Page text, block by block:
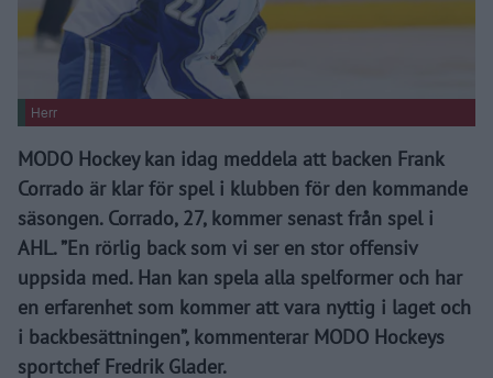
Herr
MODO Hockey kan idag meddela att backen Frank
Corrado är klar för spel i klubben för den kommande
säsongen. Corrado, 27, kommer senast från spel i
AHL. ”En rörlig back som vi ser en stor offensiv
uppsida med. Han kan spela alla spelformer och har
en erfarenhet som kommer att vara nyttig i laget och
i backbesättningen”, kommenterar MODO Hockeys
sportchef Fredrik Glader.